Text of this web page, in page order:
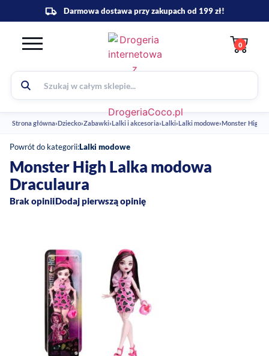
0
Strona główna›Dziecko›Zabawki›Lalki i akcesoria›Lalki›Lalki modowe›Monster High
Powrót do kategorii:Lalki modowe
Monster High Lalka modowa
Draculaura
Brak opiniiDodaj pierwszą opinię